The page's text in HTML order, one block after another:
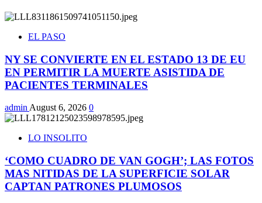
EL PASO
NY SE CONVIERTE EN EL ESTADO 13 DE EU
EN PERMITIR LA MUERTE ASISTIDA DE
PACIENTES TERMINALES
admin August 6, 2026 0
LO INSOLITO
‘COMO CUADRO DE VAN GOGH’; LAS FOTOS
MAS NITIDAS DE LA SUPERFICIE SOLAR
CAPTAN PATRONES PLUMOSOS